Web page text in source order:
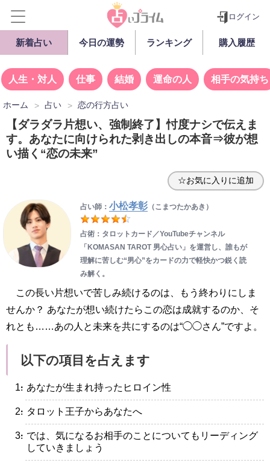
ログイン
新着占い 今日の運勢 ランキング 購入履歴
人生・対人 仕事 結婚 運命の人 相手の気持ち
ホーム 占い 恋の行方占い
【ダラダラ片想い、強制終了】忖度ナシで伝えま
す。あなたに向けられた剥き出しの本音⇒彼が想
い描く“恋の未来”
☆お気に入りに追加
占い師： 小松孝彰（こまつたかあき）
占術：タロットカード／YouTubeチャンネル
「KOMASAN TAROT 男心占い」を運営し、誰もが
理解に苦しむ“男心”をカードの力で軽快かつ鋭く読
み解く。
この長い片想いで苦しみ続けるのは、もう終わりにしま
せんか？ あなたが想い続けたらこの恋は成就するのか、そ
れとも……あの人と未来を共にするのは“◯◯さん”ですよ。
以下の項目を占えます
・あなたが生まれ持ったヒロイン性
・タロット王子からあなたへ
・では、気になるお相手のことについてもリーディング
していきましょう